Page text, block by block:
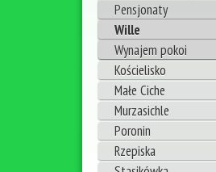
Pensjonaty
Wille
Wynajem pokoi
Kościelisko
Małe Ciche
Murzasichle
Poronin
Rzepiska